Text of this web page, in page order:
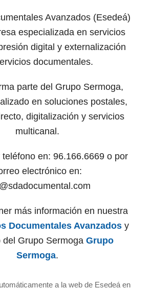
Avanzados (Esedeá)
especializada en servicios
digital y externalización
documentales.
parte del Grupo Sermoga,
en soluciones postales,
digitalización y servicios
multicanal.
en: 96.166.6669 o por
electrónico en:
más información en nuestra
Documentales Avanzados y
del Grupo Sermoga Grupo
Sermoga.
a la web de Esedeá en